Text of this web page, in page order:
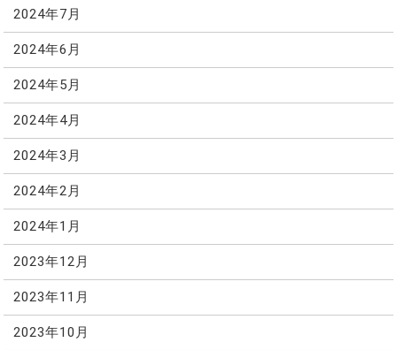
2024年7月
2024年6月
2024年5月
2024年4月
2024年3月
2024年2月
2024年1月
2023年12月
2023年11月
2023年10月